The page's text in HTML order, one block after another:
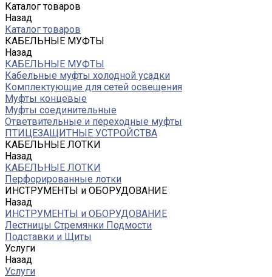
Каталог товаров
Назад
Каталог товаров
КАБЕЛЬНЫЕ МУФТЫ
Назад
КАБЕЛЬНЫЕ МУФТЫ
Кабельные муфты холодной усадки
Комплектующие для сетей освещения
Муфты концевые
Муфты соединительные
Ответвительные и переходные муфты
ПТИЦЕЗАЩИТНЫЕ УСТРОЙСТВА
КАБЕЛЬНЫЕ ЛОТКИ
Назад
КАБЕЛЬНЫЕ ЛОТКИ
Перфорированные лотки
ИНСТРУМЕНТЫ и ОБОРУДОВАНИЕ
Назад
ИНСТРУМЕНТЫ и ОБОРУДОВАНИЕ
Лестницы Стремянки Подмости
Подставки и Щиты
Услуги
Назад
Услуги